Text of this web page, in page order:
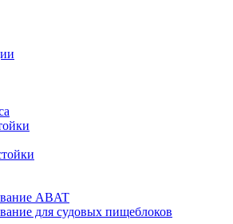
ABAT
для судовых пищеблоков